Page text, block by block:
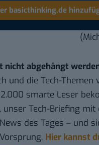
basicthinking.de
nicht abgehängt
und die Tech-Themen
smarte Leser
unser Tech-Briefing mit
des Tages – und
Hier kannst